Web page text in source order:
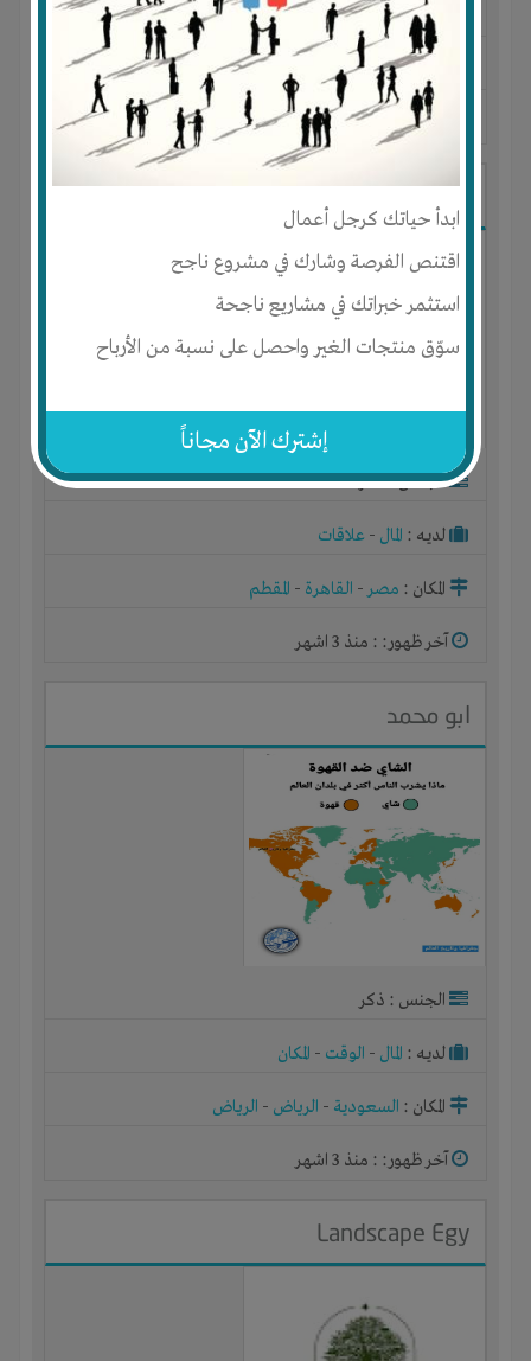
ابدأ حياتك كرجل أعمال
اقتنص الفرصة وشارك في مشروع ناجح
استثمر خبراتك في مشاريع ناجحة
سوّق منتجات الغير واحصل على نسبة من الأرباح
إشترك الآن مجاناً
لديـه :المال الخبرات الوقت
المكان :مصر -الإسكندرية ميامى
آخر ظهور: : منذ 3 اشهر
Ibrahim Mostafa
الجنس : ذكر
لديـه : المال - علاقات
المكان : مصر- القاهرة - المقطم
آخر ظهور: : منذ 3 اشهر
ابو محمد
الجنس : ذكر
لديـه : المال - الوقت - المكان
المكان : السعودية - الرياض - الرياض
آخر ظهور: : منذ 3 اشهر
Landscape Egy